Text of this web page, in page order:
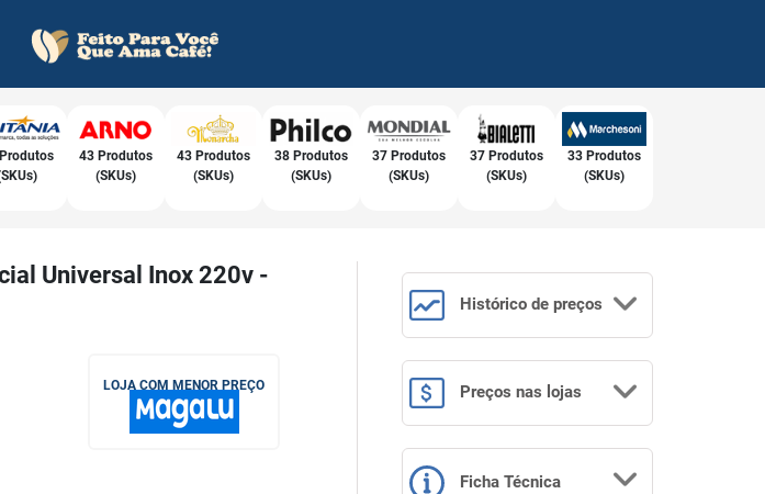
43 Produtos
(SKUs)
43 Produtos
(SKUs)
38 Produtos
(SKUs)
37 Produtos
(SKUs)
37 Produtos
(SKUs)
33 Produtos
(SKUs)
Universal Inox 220v -
LOJA COM MENOR PREÇO
Histórico de preços
Preços nas lojas
Ficha Técnica